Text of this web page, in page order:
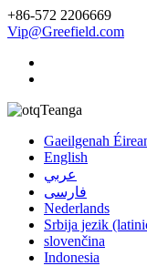
+86-572 2206669
Vip@Greefield.com
Teanga
Gaeilgenah
English
عربي
فارسی
Nederlands
Srbija jezik
slovenčina
Indonesia